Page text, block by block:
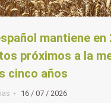
mantiene en
próximos a la
cinco años
16 / 07 / 2026